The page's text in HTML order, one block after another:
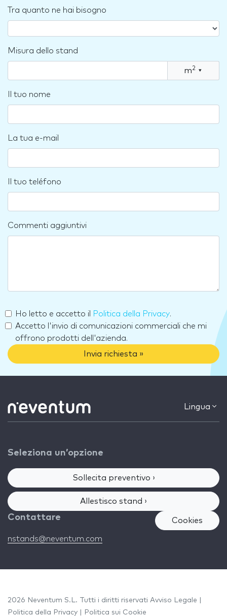
Tra quanto ne hai bisogno
Misura dello stand
m2 ▾
Il tuo nome
La tua e-mail
Il tuo teléfono
Commenti aggiuntivi
Ho letto e accetto il Politica della Privacy.
Accetto l'invio di comunicazioni commerciali che mi
offrono prodotti dell'azienda.
Invia richiesta »
Lingua
Seleziona un’opzione
Sollecita preventivo ›
Allestisco stand ›
Contattare
nstands@neventum.com
Cookies
2026 Neventum S.L. Tutti i diritti riservati Avviso Legale
Politica della Privacy
Politica sui Cookie